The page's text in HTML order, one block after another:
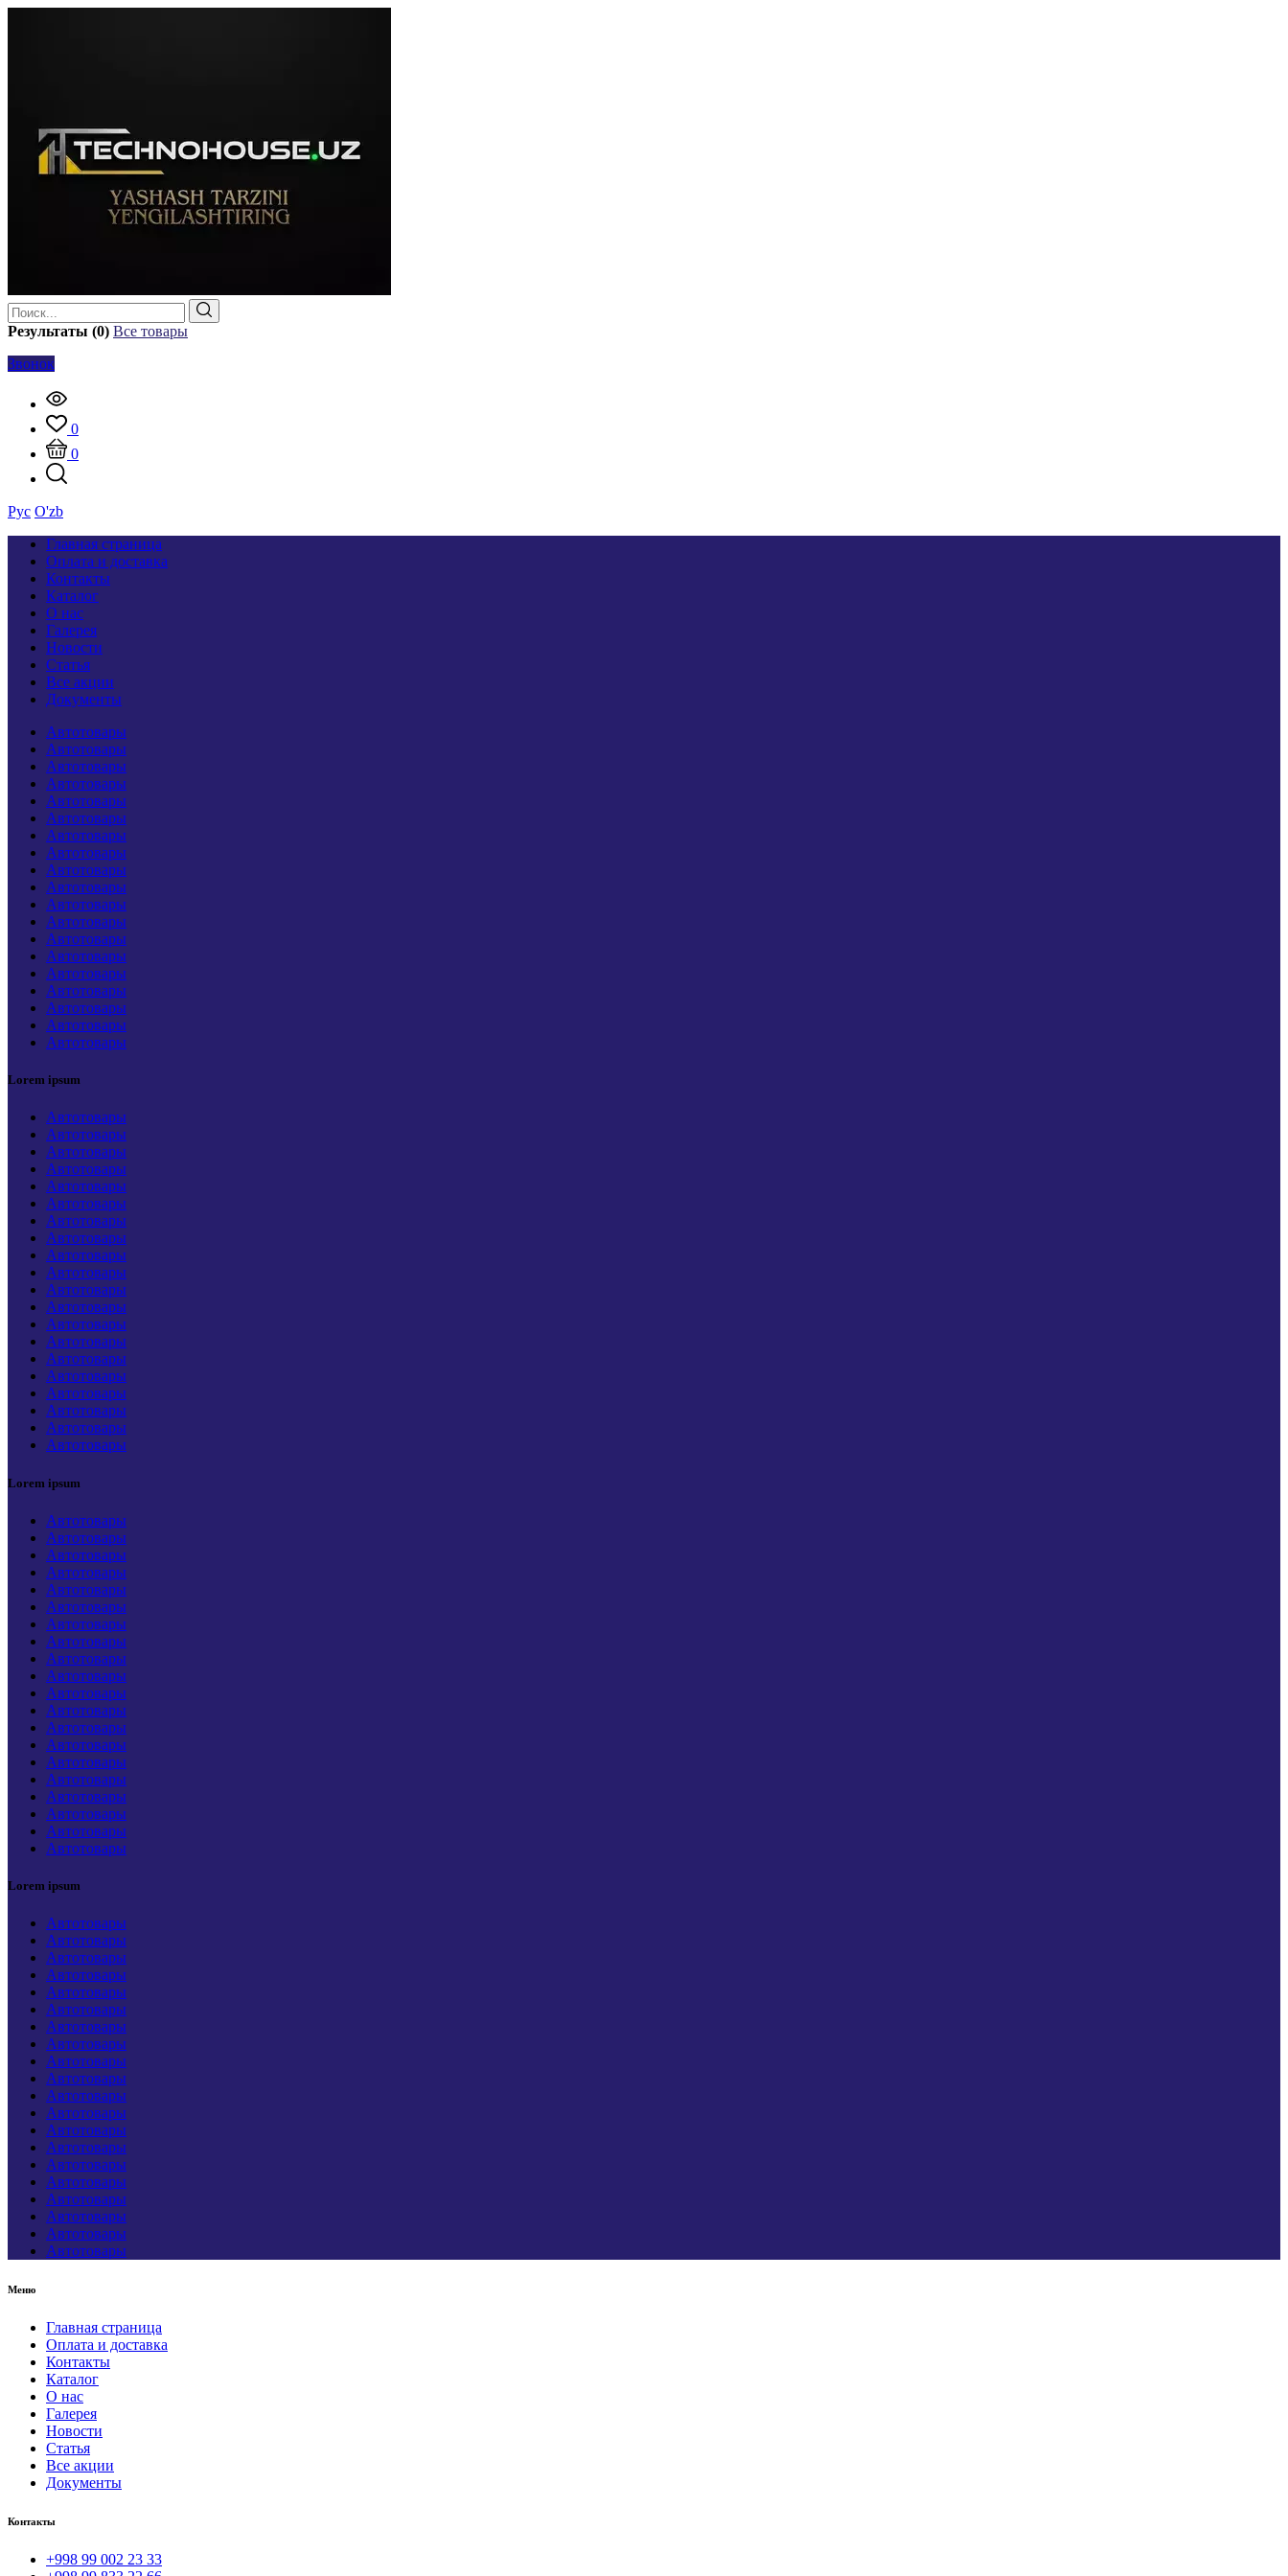
Результаты (0) Все товары
Звонок
0
0
Рус O'zb
Главная страница
Оплата и доставка
Контакты
Каталог
О нас
Галерея
Новости
Статья
Все акции
Документы
Автотовары
Автотовары
Автотовары
Автотовары
Автотовары
Автотовары
Автотовары
Автотовары
Автотовары
Автотовары
Автотовары
Автотовары
Автотовары
Автотовары
Автотовары
Автотовары
Автотовары
Автотовары
Автотовары
Lorem ipsum
Автотовары
Автотовары
Автотовары
Автотовары
Автотовары
Автотовары
Автотовары
Автотовары
Автотовары
Автотовары
Автотовары
Автотовары
Автотовары
Автотовары
Автотовары
Автотовары
Автотовары
Автотовары
Автотовары
Автотовары
Lorem ipsum
Автотовары
Автотовары
Автотовары
Автотовары
Автотовары
Автотовары
Автотовары
Автотовары
Автотовары
Автотовары
Автотовары
Автотовары
Автотовары
Автотовары
Автотовары
Автотовары
Автотовары
Автотовары
Автотовары
Автотовары
Lorem ipsum
Автотовары
Автотовары
Автотовары
Автотовары
Автотовары
Автотовары
Автотовары
Автотовары
Автотовары
Автотовары
Автотовары
Автотовары
Автотовары
Автотовары
Автотовары
Автотовары
Автотовары
Автотовары
Автотовары
Автотовары
Меню
Главная страница
Оплата и доставка
Контакты
Каталог
О нас
Галерея
Новости
Статья
Все акции
Документы
Контакты
+998 99 002 23 33